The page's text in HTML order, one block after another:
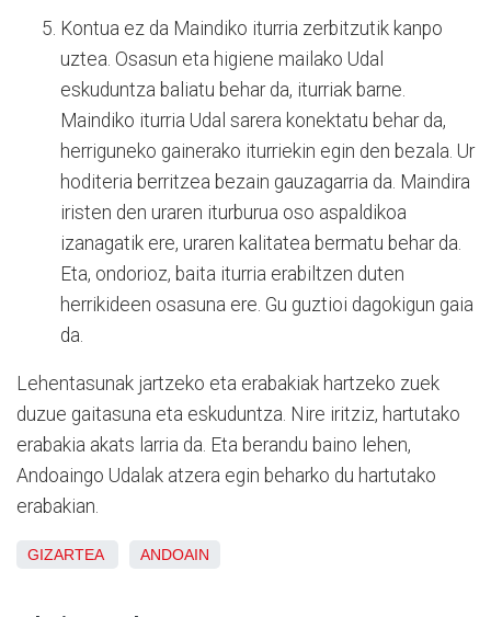
Kontua ez da Maindiko iturria zerbitzutik kanpo
uztea. Osasun eta higiene mailako Udal
eskuduntza baliatu behar da, iturriak barne.
Maindiko iturria Udal sarera konektatu behar da,
herriguneko gainerako iturriekin egin den bezala. Ur
hoditeria berritzea bezain gauzagarria da. Maindira
iristen den uraren iturburua oso aspaldikoa
izanagatik ere, uraren kalitatea bermatu behar da.
Eta, ondorioz, baita iturria erabiltzen duten
herrikideen osasuna ere. Gu guztioi dagokigun gaia
da.
Lehentasunak jartzeko eta erabakiak hartzeko zuek
duzue gaitasuna eta eskuduntza. Nire iritziz, hartutako
erabakia akats larria da. Eta berandu baino lehen,
Andoaingo Udalak atzera egin beharko du hartutako
erabakian.
GIZARTEA ANDOAIN